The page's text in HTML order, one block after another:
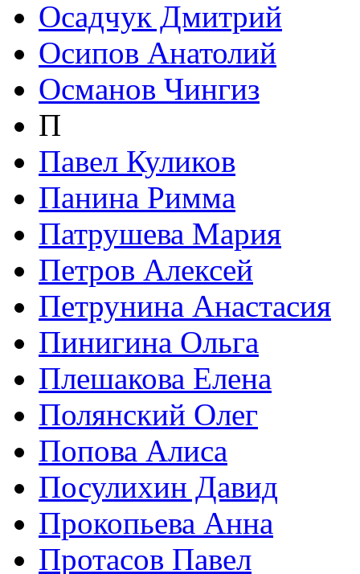
Осадчук Дмитрий
Осипов Анатолий
Османов Чингиз
П
Павел Куликов
Панина Римма
Патрушева Мария
Петров Алексей
Петрунина Анастасия
Пинигина Ольга
Плешакова Елена
Полянский Олег
Попова Алиса
Посулихин Давид
Прокопьева Анна
Протасов Павел